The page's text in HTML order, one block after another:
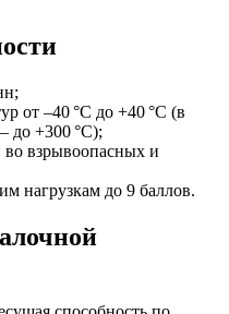
от –40 °C до +40 °C (в
до +300 °C);
во взрывоопасных и
нагрузкам до 9 баллов.